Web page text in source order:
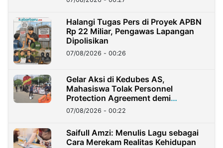
Halangi Tugas Pers di Proyek APBN
Rp 22 Miliar, Pengawas Lapangan
Dipolisikan
07/08/2026 - 00:26
Gelar Aksi di Kedubes AS,
Mahasiswa Tolak Personnel
Protection Agreement demi
Kedaulatan Negara
07/08/2026 - 00:22
Saifull Amzi: Menulis Lagu sebagai
Cara Merekam Realitas Kehidupan